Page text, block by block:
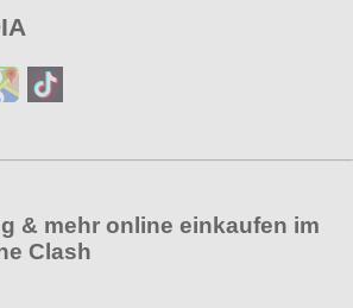
& mehr online einkaufen im
Clash